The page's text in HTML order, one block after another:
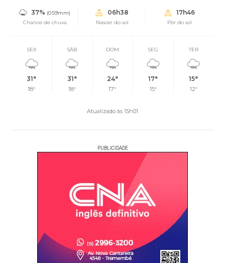
37% (0.59mm)
Chance de chuva
06h38
Nascer do sol
17h46
Pôr do sol
SEX
31°
18°
SÁB
31°
18°
DOM
24°
17°
SEG
17°
15°
TER
15°
12°
Atualizado às 15h01
PUBLICIDADE